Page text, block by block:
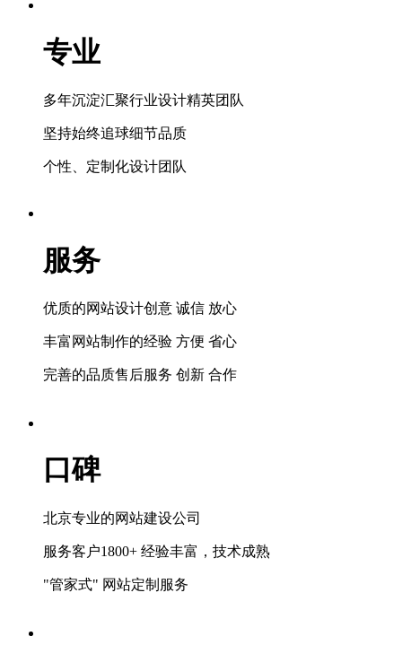
专业
多年沉淀汇聚行业设计精英团队
坚持始终追球细节品质
个性、定制化设计团队
服务
优质的网站设计创意 诚信 放心
丰富网站制作的经验 方便 省心
完善的品质售后服务 创新 合作
口碑
北京专业的网站建设公司
服务客户1800+ 经验丰富，技术成熟
"管家式" 网站定制服务